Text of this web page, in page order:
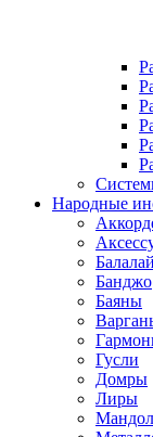
Народные
Банджо
Баяны
Гусли
Домры
Лиры